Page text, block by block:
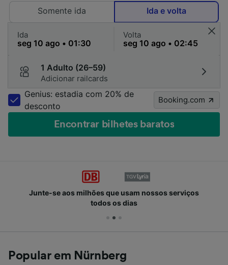
Somente ida
Ida e volta
Ida Volta
1 Adulto (26–59)
Adicionar railcards
Genius: estadia com 20% de
desconto
Booking.com
Encontrar bilhetes baratos
Junte-se aos milhões que usam nossos serviços
todos os dias
Popular em Nürnberg